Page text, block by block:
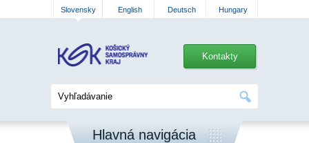
Slovensky English Deutsch Hungary
Kontakty
Hlavná navigácia